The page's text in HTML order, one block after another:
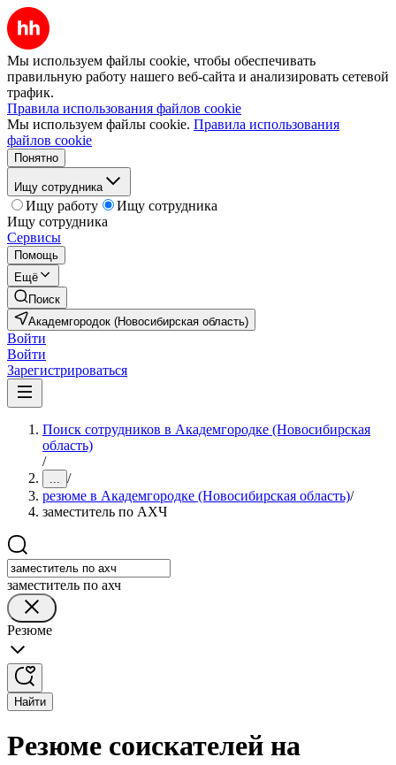
Мы используем файлы cookie, чтобы обеспечивать
правильную работу нашего веб-сайта и анализировать сетевой
трафик.
Правила использования файлов cookie
Мы используем файлы cookie. Правила использования
файлов cookie
Понятно
Ищу сотрудника
Ищу работу
Ищу сотрудника
Ищу сотрудника
Сервисы
Помощь
Ещё
Поиск
Академгородок (Новосибирская область)
Войти
Войти
Зарегистрироваться
Поиск сотрудников в Академгородке (Новосибирская
область)
/
... /
резюме в Академгородке (Новосибирская область)/
заместитель по АХЧ
заместитель по ахч
Резюме
Найти
Резюме соискателей на